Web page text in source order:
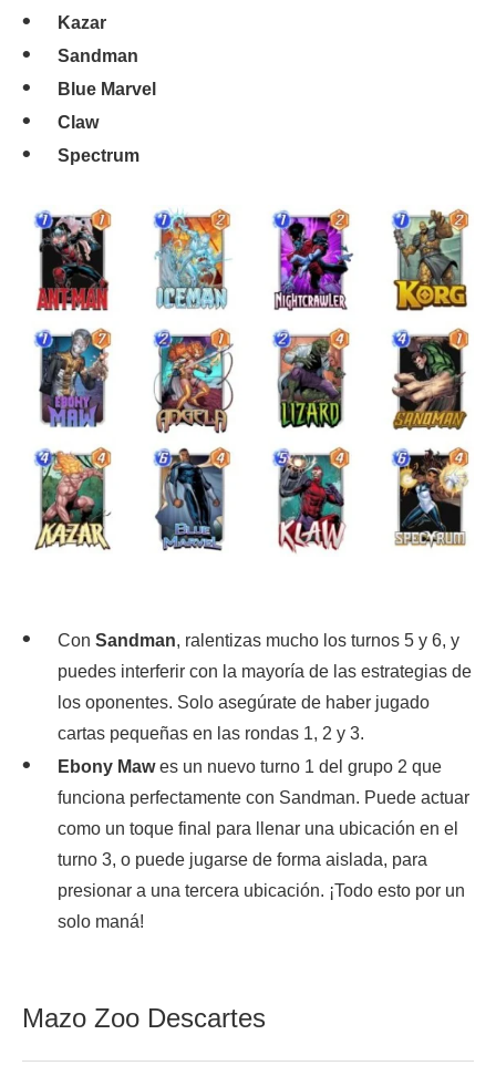
Kazar
Sandman
Blue Marvel
Claw
Spectrum
Con Sandman, ralentizas mucho los turnos 5 y 6, y
puedes interferir con la mayoría de las estrategias de
los oponentes. Solo asegúrate de haber jugado
cartas pequeñas en las rondas 1, 2 y 3.
Ebony Mawes un nuevo turno 1 del grupo 2 que
funciona perfectamente con Sandman. Puede actuar
como un toque final para llenar una ubicación en el
turno 3, o puede jugarse de forma aislada, para
presionar a una tercera ubicación. ¡Todo esto por un
solo maná!
Mazo Zoo Descartes